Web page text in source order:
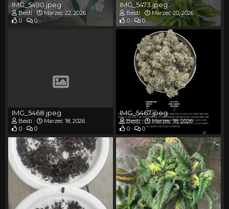
IMG_5490.jpeg
Besti
Marzec 22, 2026
0
0
IMG_5473.jpeg
Besti
Marzec 20, 2026
0
0
IMG_5468.jpeg
Besti
Marzec 18, 2026
0
0
IMG_5467.jpeg
Besti
Marzec 18, 2026
0
0